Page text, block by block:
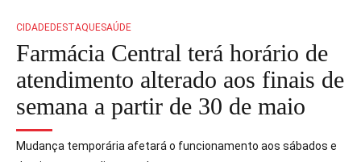
CIDADEDESTAQUESAÚDE
Farmácia Central terá horário de
atendimento alterado aos finais de
semana a partir de 30 de maio
Mudança temporária afetará o funcionamento aos sábados e